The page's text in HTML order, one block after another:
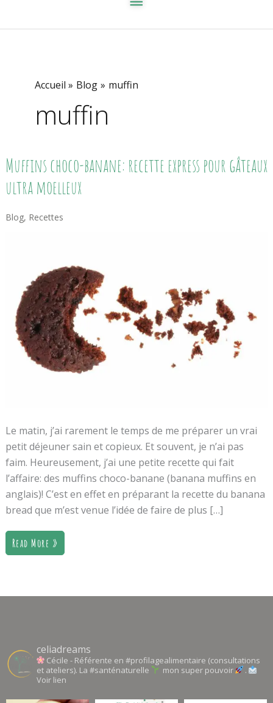
Accueil Blog muffin
muffin
Muffins choco-banane: recette express pour gâteaux
ultra moelleux
Blog, Recettes
Le matin, j’ai rarement le temps de me préparer un vrai
petit déjeuner sain et copieux. Et souvent, je n’ai pas
faim. Heureusement, j’ai une petite recette qui fait
l’affaire: des muffins choco-banane (banana muffins en
anglais)! C’est en effet en préparant la recette du banana
bread que m’est venue l’idée de faire de plus […]
Muffins
Choco-
Banane:
Recette
Pour
Gâteaux
Read More »
celiadreams
Cécile - Référente en #profilagealimentaire (consultations
et ateliers). La #santénaturelle
mon super pouvoir
.
Voir lien